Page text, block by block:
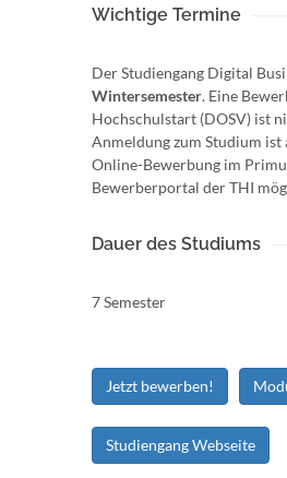
Wichtige Termine
Der Studiengang Digital
Wintersemester. Eine
Hochschulstart (DOSV) ist
Anmeldung zum Studium ist
Online-Bewerbung im
Bewerberportal der THI
Dauer des Studiums
7 Semester
Jetzt bewerben!
Studiengang Webseite